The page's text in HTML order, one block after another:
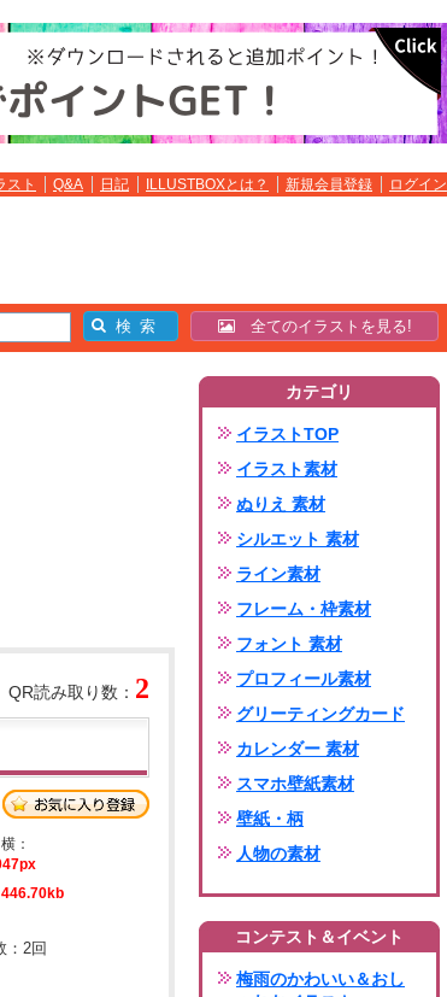
スト Q&A 日記 ILLUSTBOXとは？ 新規会員登録 ログイン
全てのイラストを見る!
QR読み取り数： 2
横：
446.70kb
2回
カテゴリ
イラストTOP
イラスト素材
ぬりえ 素材
シルエット 素材
ライン素材
フレーム・枠素材
フォント 素材
プロフィール素材
グリーティングカード
カレンダー 素材
スマホ壁紙素材
壁紙・柄
人物の素材
コンテスト＆イベント
梅雨のかわいい＆おし